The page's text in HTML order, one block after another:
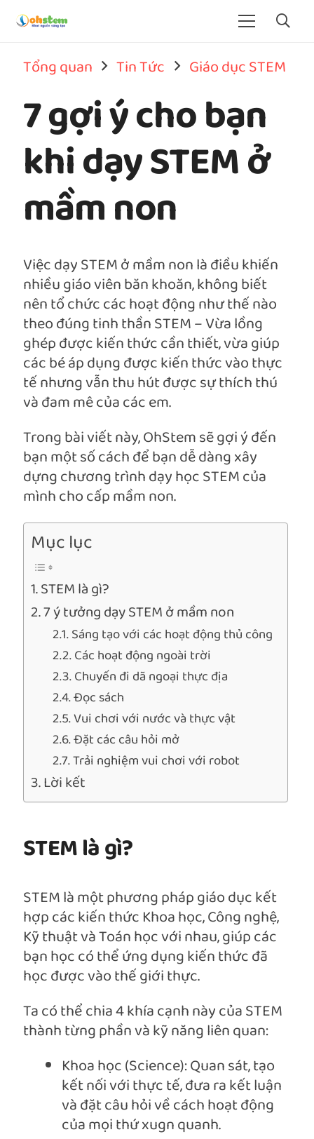
Tổng quan Tin Tức Giáo dục STEM
7 gợi ý cho bạn
khi dạy STEM ở
mầm non
Việc dạy STEM ở mầm non là điều khiến
nhiều giáo viên băn khoăn, không biết
nên tổ chức các hoạt động như thế nào
theo đúng tinh thần STEM – Vừa lồng
ghép được kiến thức cần thiết, vừa giúp
các bé áp dụng được kiến thức vào thực
tế nhưng vẫn thu hút được sự thích thú
và đam mê của các em.
Trong bài viết này, OhStem sẽ gợi ý đến
bạn một số cách để bạn dễ dàng xây
dựng chương trình dạy học STEM của
mình cho cấp mầm non.
Mục lục
STEM là gì?
7 ý tưởng dạy STEM ở mầm non
Sáng tạo với các hoạt động thủ công
Các hoạt động ngoài trời
Chuyến đi dã ngoại thực địa
Đọc sách
Vui chơi với nước và thực vật
Đặt các câu hỏi mở
Trải nghiệm vui chơi với robot
Lời kết
STEM là gì?
STEM là một phương pháp giáo dục kết
hợp các kiến thức Khoa học, Công nghệ,
Kỹ thuật và Toán học với nhau, giúp các
bạn học có thể ứng dụng kiến thức đã
học được vào thế giới thực.
Ta có thể chia 4 khía cạnh này của STEM
thành từng phần và kỹ năng liên quan:
Khoa học (Science): Quan sát, tạo
kết nối với thực tế, đưa ra kết luận
và đặt câu hỏi về cách hoạt động
của mọi thứ xugn quanh.